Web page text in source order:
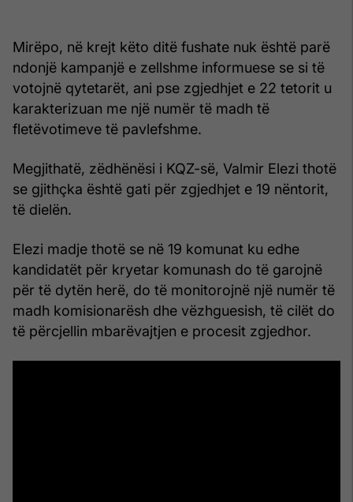
Mirëpo, në krejt këto ditë fushate nuk është parë
ndonjë kampanjë e zellshme informuese se si të
votojnë qytetarët, ani pse zgjedhjet e 22 tetorit u
karakterizuan me një numër të madh të
fletëvotimeve të pavlefshme.
Megjithatë, zëdhënësi i KQZ-së, Valmir Elezi thotë
se gjithçka është gati për zgjedhjet e 19 nëntorit,
të dielën.
Elezi madje thotë se në 19 komunat ku edhe
kandidatët për kryetar komunash do të garojnë
për të dytën herë, do të monitorojnë një numër të
madh komisionarësh dhe vëzhguesish, të cilët do
të përcjellin mbarëvajtjen e procesit zgjedhor.